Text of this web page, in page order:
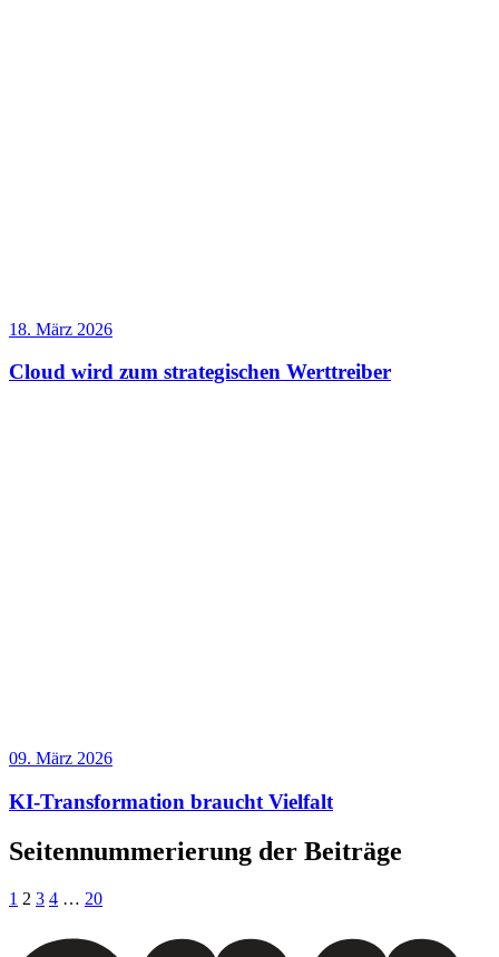
18. März 2026
Cloud wird zum strategischen Werttreiber
09. März 2026
KI-Transformation braucht Vielfalt
Seitennummerierung der Beiträge
1 2 3 4 … 20